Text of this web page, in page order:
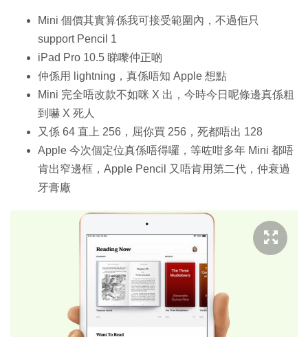
Mini 個價其實算係我可接受範圍內，不過佢只
support Pencil 1
iPad Pro 10.5 睇嚟仲正啲
仲係用 lightning，真係唔知 Apple 想點
Mini 完全唔改款不如咪 X 出，今時今日呢條邊真係粗
到嚇 X 死人
又係 64 直上 256，屈你買 256，死都唔出 128
Apple 今次個定位真係唔得囉，等咗咁多年 Mini 都唔
肯出窄邊框，Apple Pencil 又唔肯用第二代，仲衰過
牙膏廠